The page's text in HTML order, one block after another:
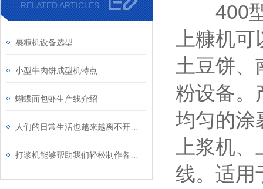
RELATED ARTICLES
裹糠机设备选型
小型牛肉饼成型机特点
蝴蝶面包虾生产线介绍
400型
上糠机
土豆饼、
粉设备。
均匀的涂
上浆机
线。适用